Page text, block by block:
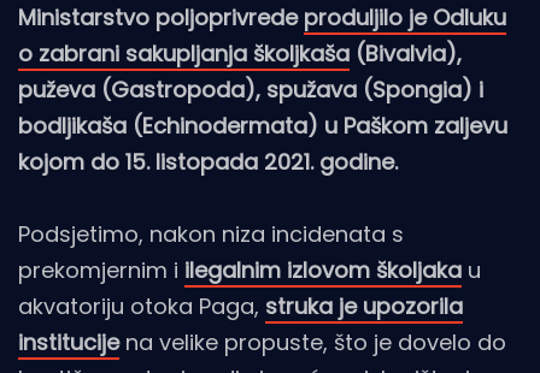
Ministarstvo poljoprivrede produljilo je Odluku
o zabrani sakupljanja školjkaša (Bivalvia),
puževa (Gastropoda), spužava (Spongia) i
bodljikaša (Echinodermata) u Paškom zaljevu
kojom do 15. listopada 2021. godine.
Podsjetimo, nakon niza incidenata s
prekomjernim i ilegalnim izlovom školjaka u
akvatoriju otoka Paga, struka je upozorila
institucijena velike propuste, što je dovelo do